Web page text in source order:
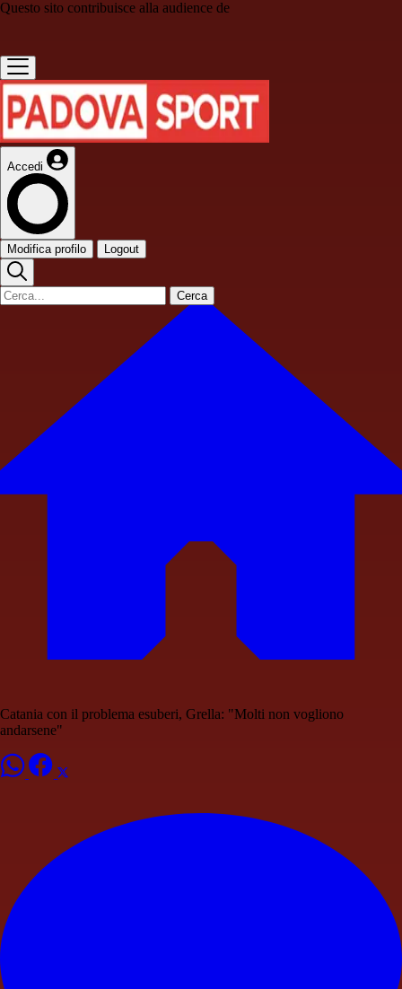
Questo sito contribuisce alla audience de
Accedi
Modifica profilo Logout
Cerca
Catania con il problema esuberi, Grella: "Molti non vogliono
andarsene"